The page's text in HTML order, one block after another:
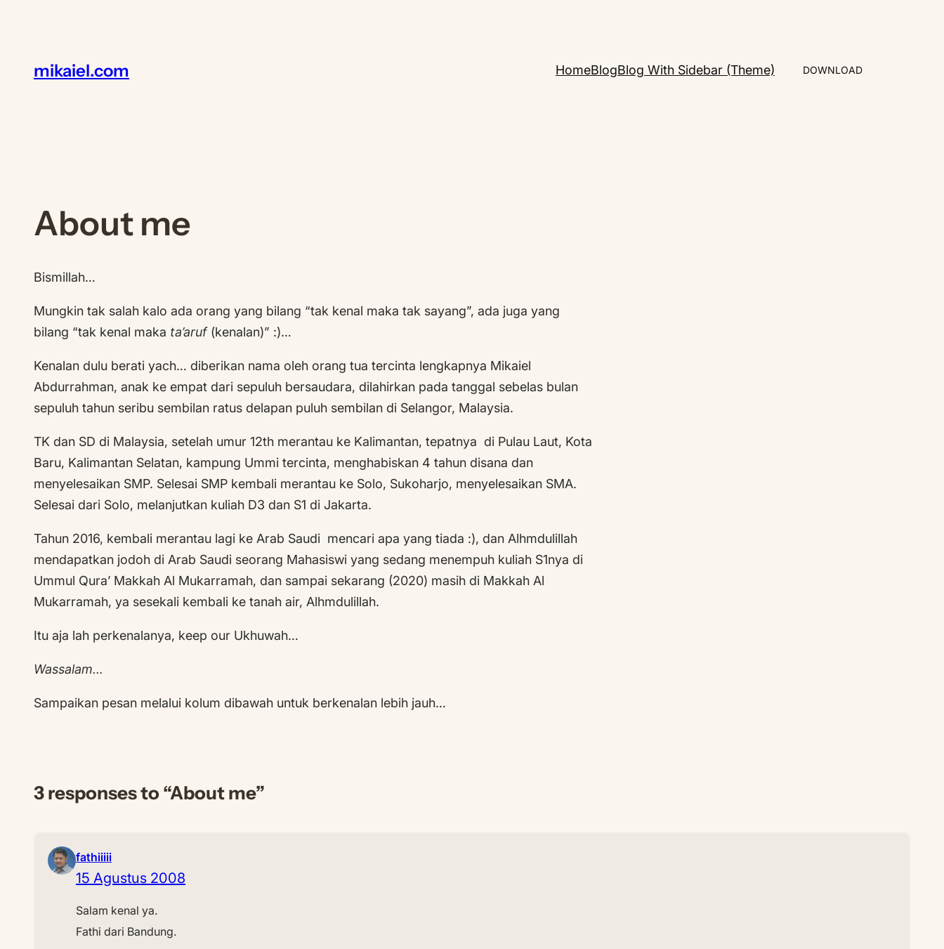
mikaiel.com HomeBlogBlog With Sidebar (Theme) DOWNLOAD
About me
Bismillah…
Mungkin tak salah kalo ada orang yang bilang “tak kenal maka tak sayang”, ada juga yang
bilang “tak kenal maka ta’aruf(kenalan)” :)…
Kenalan dulu berati yach… diberikan nama oleh orang tua tercinta lengkapnya Mikaiel
Abdurrahman, anak ke empat dari sepuluh bersaudara, dilahirkan pada tanggal sebelas bulan
sepuluh tahun seribu sembilan ratus delapan puluh sembilan di Selangor, Malaysia.
TK dan SD di Malaysia, setelah umur 12th merantau ke Kalimantan, tepatnya di Pulau Laut, Kota
Baru, Kalimantan Selatan, kampung Ummi tercinta, menghabiskan 4 tahun disana dan
menyelesaikan SMP. Selesai SMP kembali merantau ke Solo, Sukoharjo, menyelesaikan SMA.
Selesai dari Solo, melanjutkan kuliah D3 dan S1 di Jakarta.
Tahun 2016, kembali merantau lagi ke Arab Saudi mencari apa yang tiada :), dan Alhmdulillah
mendapatkan jodoh di Arab Saudi seorang Mahasiswi yang sedang menempuh kuliah S1nya di
Ummul Qura’ Makkah Al Mukarramah, dan sampai sekarang (2020) masih di Makkah Al
Mukarramah, ya sesekali kembali ke tanah air, Alhmdulillah.
Itu aja lah perkenalanya, keep our Ukhuwah…
Wassalam…
Sampaikan pesan melalui kolum dibawah untuk berkenalan lebih jauh…
3 responses to “About me”
fathiiiii
15 Agustus 2008
Salam kenal ya.
Fathi dari Bandung.